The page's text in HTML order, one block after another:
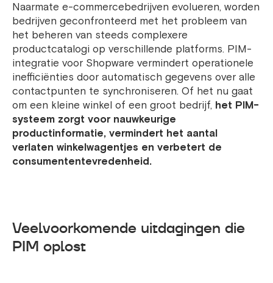
Naarmate e-commercebedrijven evolueren, worden
bedrijven geconfronteerd met het probleem van
het beheren van steeds complexere
productcatalogi op verschillende platforms. PIM-
integratie voor Shopware vermindert operationele
inefficiënties door automatisch gegevens over alle
contactpunten te synchroniseren. Of het nu gaat
om een ​​kleine winkel of een groot bedrijf, het PIM-
systeem zorgt voor nauwkeurige
productinformatie, vermindert het aantal
verlaten winkelwagentjes en verbetert de
consumententevredenheid.
Veelvoorkomende uitdagingen die
PIM oplost